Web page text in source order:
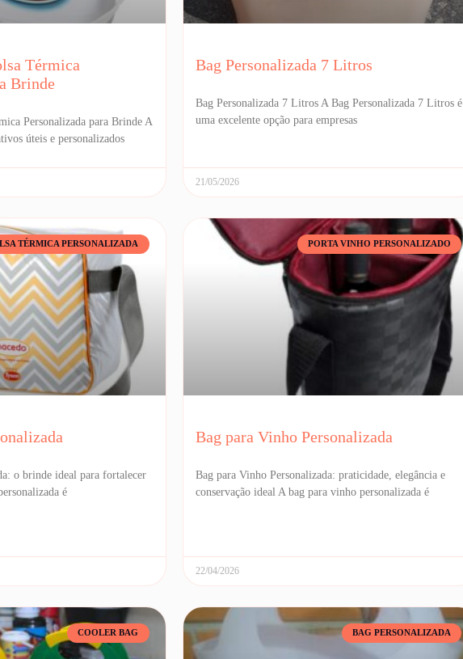
Térmica
Brinde
Personalizada para Brinde A
úteis e personalizados
Bag Personalizada 7 Litros
Bag Personalizada 7 Litros A Bag Personalizada 7 Litros é
uma excelente opção para empresas
21/05/2026
TÉRMICA PERSONALIZADA
o brinde ideal para fortalecer
é
PORTA VINHO PERSONALIZADO
Bag para Vinho Personalizada
Bag para Vinho Personalizada: praticidade, elegância e
conservação ideal A bag para vinho personalizada é
22/04/2026
COOLER BAG BAG PERSONALIZADA